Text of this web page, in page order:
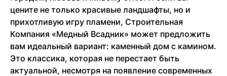
цените не только красивые ландшафты, но и
прихотливую игру пламени, Строительная
Компания «Медный Всадник» может предложить
вам идеальный вариант: каменный дом с камином.
Это классика, которая не перестает быть
актуальной, несмотря на появление современных